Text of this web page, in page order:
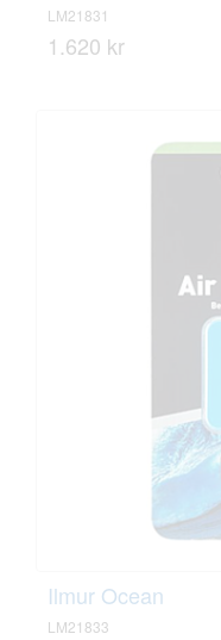
LM21831
1.620 kr
Ilmur Ocean
LM21833